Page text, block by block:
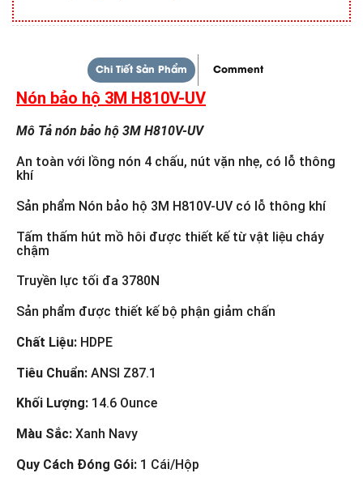
Chi Tiết Sản Phẩm Comment
Nón bảo hộ 3M H810V-UV
Mô Tả nón bảo hộ 3M H810V-UV
An toàn với lồng nón 4 chấu, nút vặn nhẹ, có lỗ thông
khí
Sản phẩm Nón bảo hộ 3M H810V-UV có lỗ thông khí
Tấm thấm hút mồ hôi được thiết kế từ vật liệu cháy
chậm
Truyền lực tối đa 3780N
Sản phẩm được thiết kế bộ phận giảm chấn
Chất Liệu: HDPE
Tiêu Chuẩn: ANSI Z87.1
Khối Lượng: 14.6 Ounce
Màu Sắc: Xanh Navy
Quy Cách Đóng Gói: 1 Cái/Hộp